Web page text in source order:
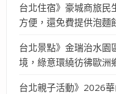
台北住宿》豪城商旅
方便，還免費提供泡麵
台北景點》金瑞治水
境，綠意環繞彷彿歐洲
台北親子活動》2026